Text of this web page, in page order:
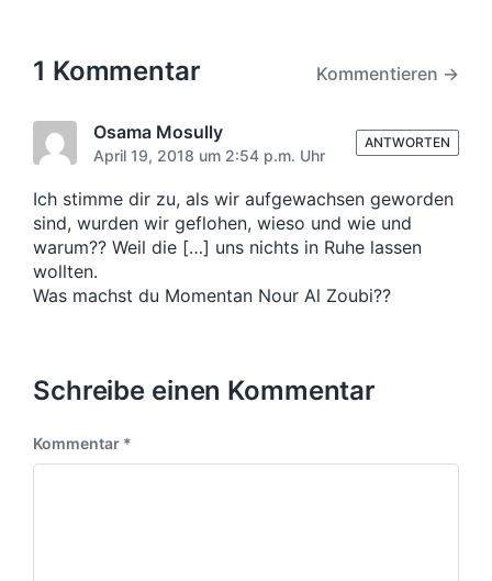
c
t
n
g
r
B
t
r
a
g
:
s
t
r
B
i
t
r
a
g
:
1 Kommentar Kommentieren →
Osama Mosully
April 19, 2018 um 2:54 p.m. Uhr
Ich stimme dir zu, als wir aufgewachsen geworden
sind, wurden wir geflohen, wieso und wie und
warum?? Weil die […] uns nichts in Ruhe lassen
wollten.
Was machst du Momentan Nour Al Zoubi??
ANTWORTEN
Schreibe einen Kommentar
Kommentar *